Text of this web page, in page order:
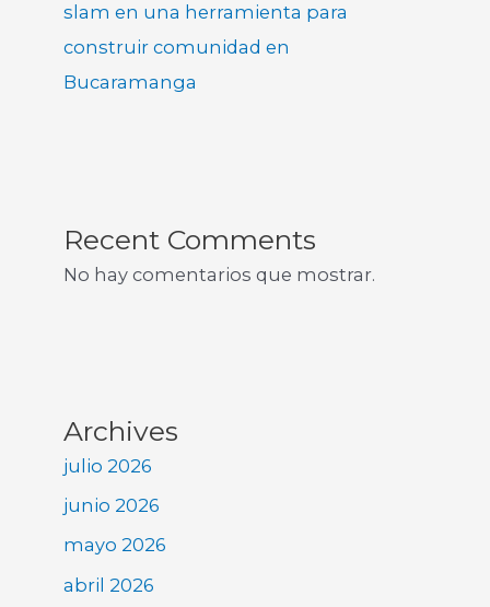
slam en una herramienta para
construir comunidad en
Bucaramanga
Recent Comments
No hay comentarios que mostrar.
Archives
julio 2026
junio 2026
mayo 2026
abril 2026